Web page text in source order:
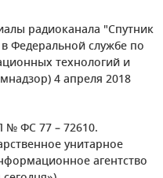
радиоканала "Спутник
Федеральной службе по
технологий и
4 апреля 2018
№ ФС 77 – 72610.
унитарное
агентство